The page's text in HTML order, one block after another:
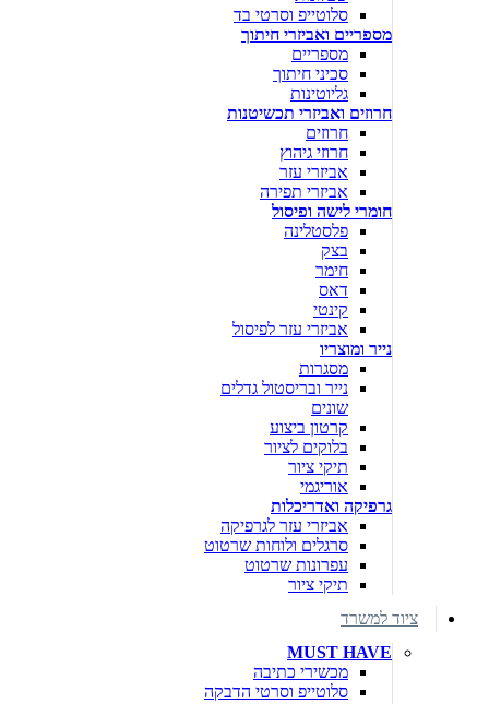
סלוטייפ וסרטי בד
מספריים ואביזרי חיתוך
מספריים
סכיני חיתוך
גליוטינות
חרוזים ואביזרי תכשיטנות
חרוזים
חרוזי גיהוץ
אביזרי עזר
אביזרי תפירה
חומרי לישה ופיסול
פלסטלינה
בצק
חימר
דאס
קינטי
אביזרי עזר לפיסול
נייר ומוצריו
מסגרות
נייר ובריסטול גדלים
שונים
קרטון ביצוע
בלוקים לציור
תיקי ציור
אוריגמי
גרפיקה ואדריכלות
אביזרי עזר לגרפיקה
סרגלים ולוחות שרטוט
עפרונות שרטוט
תיקי ציור
ציוד למשרד
MUST HAVE
מכשירי כתיבה
סלוטייפ וסרטי הדבקה